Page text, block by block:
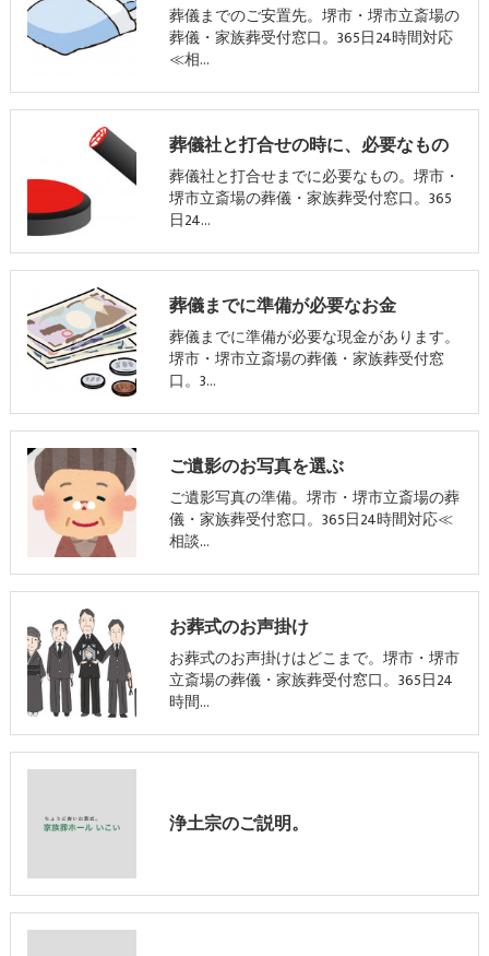
葬儀までのご安置先。堺市・堺市立斎場の
葬儀・家族葬受付窓口。365日24時間対応
≪相…
葬儀社と打合せの時に、必要なもの
葬儀社と打合せまでに必要なもの。堺市・
堺市立斎場の葬儀・家族葬受付窓口。365
日24…
葬儀までに準備が必要なお金
葬儀までに準備が必要な現金があります。
堺市・堺市立斎場の葬儀・家族葬受付窓
口。3…
ご遺影のお写真を選ぶ
ご遺影写真の準備。堺市・堺市立斎場の葬
儀・家族葬受付窓口。365日24時間対応≪
相談…
お葬式のお声掛け
お葬式のお声掛けはどこまで。堺市・堺市
立斎場の葬儀・家族葬受付窓口。365日24
時間…
浄土宗のご説明。